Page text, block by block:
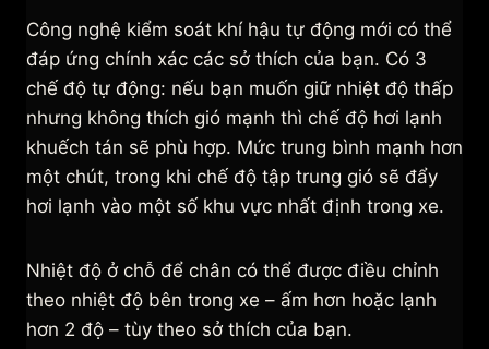
Công nghệ kiểm soát khí hậu tự động mới có thể
đáp ứng chính xác các sở thích của bạn. Có 3
chế độ tự động: nếu bạn muốn giữ nhiệt độ thấp
nhưng không thích gió mạnh thì chế độ hơi lạnh
khuếch tán sẽ phù hợp. Mức trung bình mạnh hơn
một chút, trong khi chế độ tập trung gió sẽ đẩy
hơi lạnh vào một số khu vực nhất định trong xe.
Nhiệt độ ở chỗ để chân có thể được điều chỉnh
theo nhiệt độ bên trong xe – ấm hơn hoặc lạnh
hơn 2 độ – tùy theo sở thích của bạn.